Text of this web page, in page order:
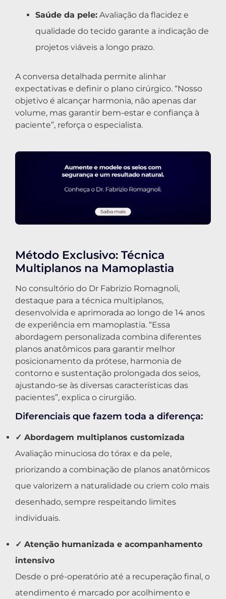
Saúde da pele: Avaliação da flacidez e
qualidade do tecido garante a indicação de
projetos viáveis a longo prazo.
A conversa detalhada permite alinhar
expectativas e definir o plano cirúrgico. “Nosso
objetivo é alcançar harmonia, não apenas dar
volume, mas garantir bem-estar e confiança à
paciente”, reforça o especialista.
Método Exclusivo: Técnica
Multiplanos na Mamoplastia
No consultório do Dr Fabrizio Romagnoli,
destaque para a técnica multiplanos,
desenvolvida e aprimorada ao longo de 14 anos
de experiência em mamoplastia. “Essa
abordagem personalizada combina diferentes
planos anatômicos para garantir melhor
posicionamento da prótese, harmonia de
contorno e sustentação prolongada dos seios,
ajustando-se às diversas características das
pacientes”, explica o cirurgião.
Diferenciais que fazem toda a diferença:
✓ Abordagem multiplanos customizada
Avaliação minuciosa do tórax e da pele,
priorizando a combinação de planos anatômicos
que valorizem a naturalidade ou criem colo mais
desenhado, sempre respeitando limites
individuais.
✓ Atenção humanizada e acompanhamento
intensivo
Desde o pré-operatório até a recuperação final, o
atendimento é marcado por acolhimento e